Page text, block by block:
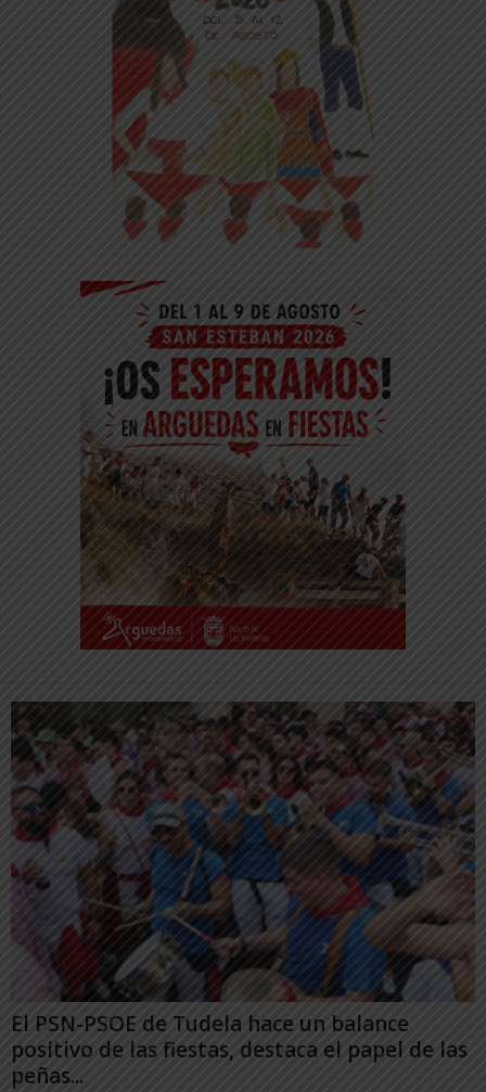
El PSN-PSOE de Tudela hace un balance
positivo de las fiestas, destaca el papel de las
peñas...